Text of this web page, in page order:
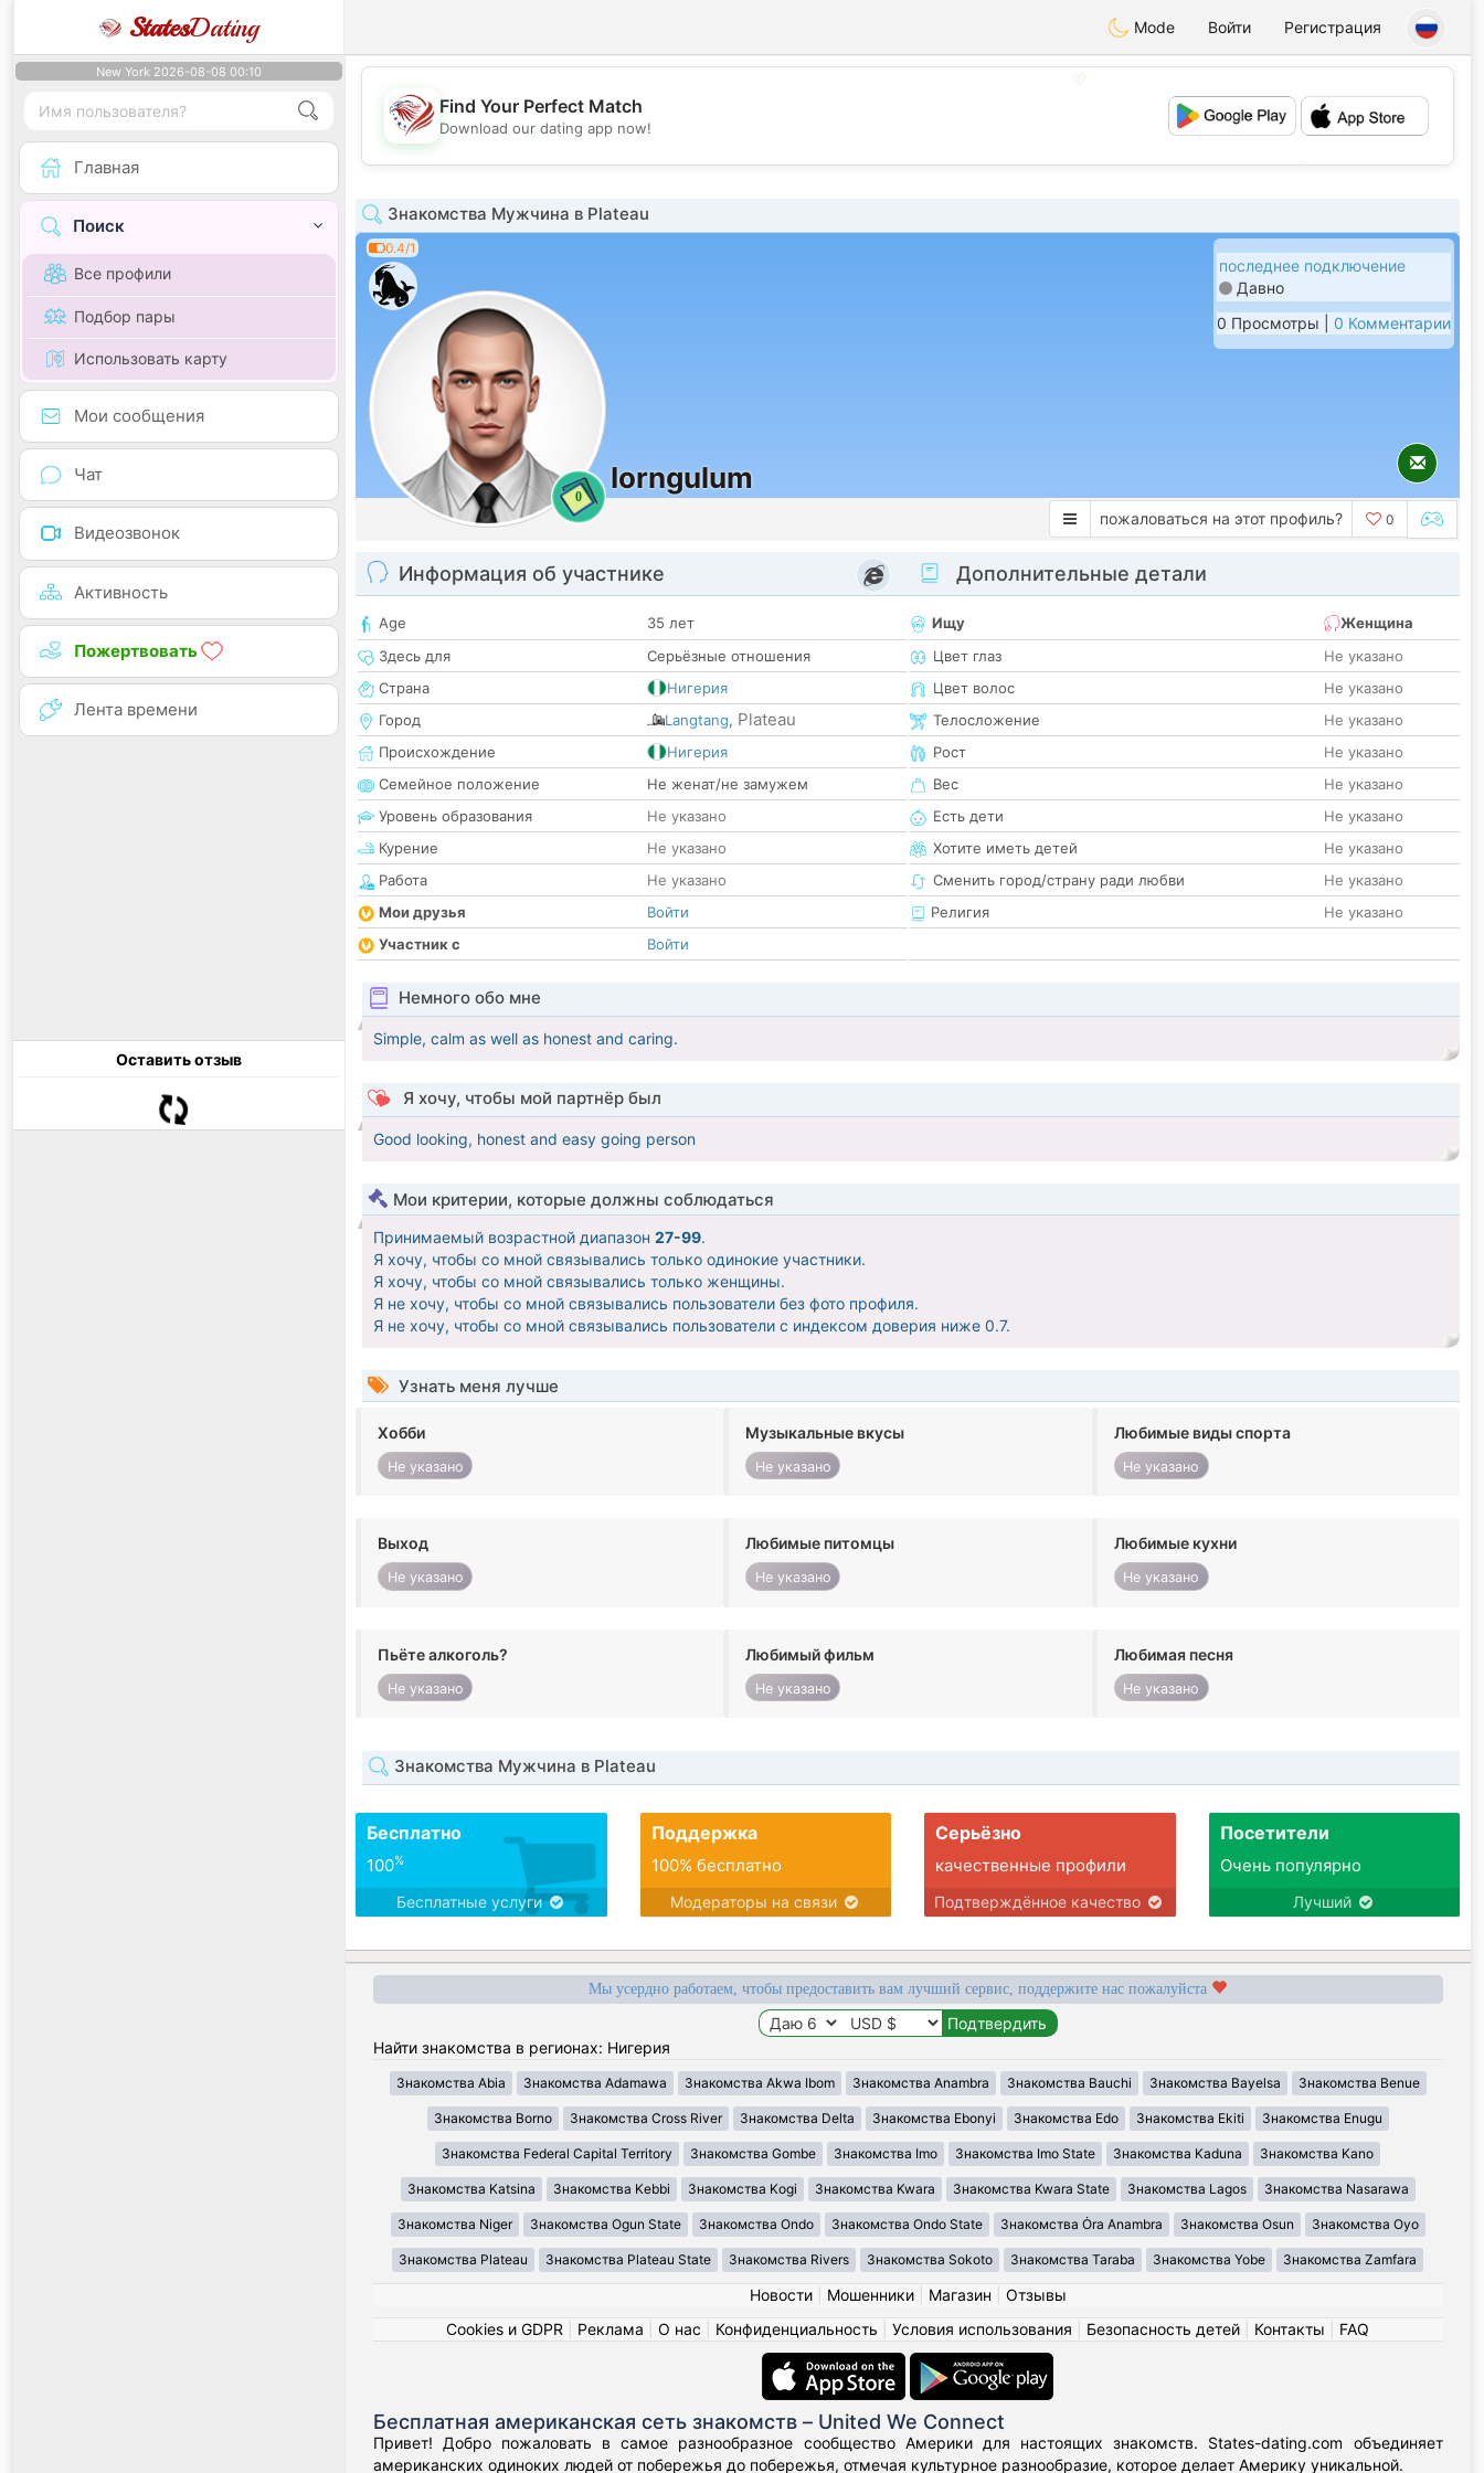
StatesDating Mode Войти Регистрация
New York 2026-08-08 00:10
Главная
Поиск
Все профили
Подбор пары
Использовать карту
Мои сообщения
Чат
Видеозвонок
Активность
Пожертвовать
Лента времени
Оставить отзыв
💖
💕
Find Your Perfect Match
Download our dating app now!
Знакомства Мужчина в Plateau
0.4/1
0
Iorngulum
последнее подключение
Давно
0 Просмотры | 0 Комментарии
пожаловаться на этот профиль? 0
Информация об участнике
Age
35 лет
Здесь для
Серьёзные отношения
Страна
Нигерия
Город
Langtang, Plateau
Происхождение
Нигерия
Семейное положение
Не женат/не замужем
Уровень образования
Не указано
Курение
Не указано
Работа
Не указано
Мои друзья
Войти
Участник с
Войти
Дополнительные детали
Ищу
Женщина
Цвет глаз
Не указано
Цвет волос
Не указано
Телосложение
Не указано
Рост
Не указано
Вес
Не указано
Есть дети
Не указано
Хотите иметь детей
Не указано
Сменить город/страну ради любви
Не указано
Религия
Не указано
Немного обо мне
Simple, calm as well as honest and caring.
Я хочу, чтобы мой партнёр был
Good looking, honest and easy going person
Мои критерии, которые должны соблюдаться
Принимаемый возрастной диапазон 27-99.
Я хочу, чтобы со мной связывались только одинокие участники.
Я хочу, чтобы со мной связывались только женщины.
Я не хочу, чтобы со мной связывались пользователи без фото профиля.
Я не хочу, чтобы со мной связывались пользователи с индексом доверия ниже 0.7.
Узнать меня лучше
Хобби
Не указано
Музыкальные вкусы
Не указано
Любимые виды спорта
Не указано
Выход
Не указано
Любимые питомцы
Не указано
Любимые кухни
Не указано
Пьёте алкоголь?
Не указано
Любимый фильм
Не указано
Любимая песня
Не указано
Знакомства Мужчина в Plateau
Бесплатно
100%
Бесплатные услуги
Поддержка
100% бесплатно
Модераторы на связи
Серьёзно
качественные профили
Подтверждённое качество
Посетители
Очень популярно
Лучший
Мы усердно работаем, чтобы предоставить вам лучший сервис, поддержите нас пожалуйста
Найти знакомства в регионах: Нигерия
Знакомства Abia Знакомства Adamawa Знакомства Akwa Ibom Знакомства Anambra Знакомства Bauchi Знакомства Bayelsa Знакомства Benue
Знакомства Borno Знакомства Cross River Знакомства Delta Знакомства Ebonyi Знакомства Edo Знакомства Ekiti Знакомства Enugu
Знакомства Federal Capital Territory Знакомства Gombe Знакомства Imo Знакомства Imo State Знакомства Kaduna Знакомства Kano
Знакомства Katsina Знакомства Kebbi Знакомства Kogi Знакомства Kwara Знакомства Kwara State Знакомства Lagos Знакомства Nasarawa
Знакомства Niger Знакомства Ogun State Знакомства Ondo Знакомства Ondo State Знакомства Ȯra Anambra Знакомства Osun Знакомства Oyo
Знакомства Plateau Знакомства Plateau State Знакомства Rivers Знакомства Sokoto Знакомства Taraba Знакомства Yobe Знакомства Zamfara
Новости| Мошенники| Магазин
Отзывы
Cookies и GDPR
Реклама О нас Конфиденциальность Условия использования Безопасность детей Контакты FAQ
Бесплатная американская сеть знакомств – United We Connect
Привет! Добро пожаловать в самое разнообразное сообщество Америки для настоящих знакомств. States-dating.com объединяет
американских одиноких людей от побережья до побережья, отмечая культурное разнообразие, которое делает Америку уникальной.